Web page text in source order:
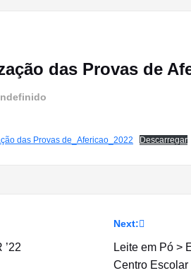
das Provas de
das Provas de_Afericao_2022 Descarregar
’22
Next:
Leite em Pó >
Centro